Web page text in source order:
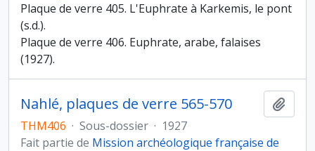
Plaque de verre 405. L'Euphrate à Karkemis, le pont
(s.d.).
Plaque de verre 406. Euphrate, arabe, falaises
(1927).
Nahlé, plaques de verre 565-570
THM406 · Sous-dossier · 1927
Fait partie de Mission archéologique française de